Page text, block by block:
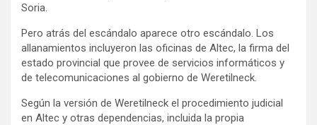
Soria.
Pero atrás del escándalo aparece otro escándalo. Los
allanamientos incluyeron las oficinas de Altec, la firma del
estado provincial que provee de servicios informáticos y
de telecomunicaciones al gobierno de Weretilneck.
Según la versión de Weretilneck el procedimiento judicial
en Altec y otras dependencias, incluida la propia